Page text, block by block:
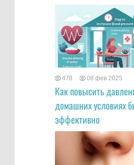
478 08 фев 2025
Как повысить
домашних условиях
эффективно